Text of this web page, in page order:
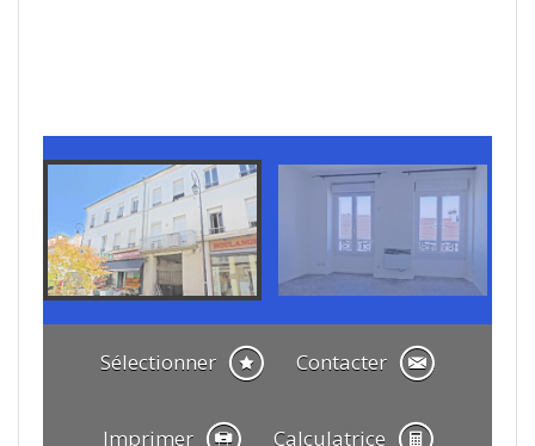
Sélectionner Contacter
Imprimer Calculatrice